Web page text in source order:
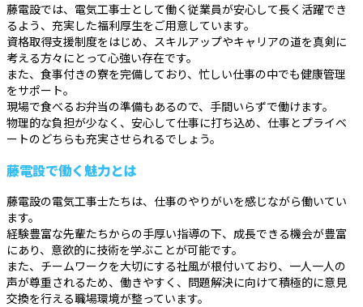
藤電設では、電気工事士として働く従業員が安心して長く活躍でき
るよう、充実した福利厚生をご用意しています。
資格取得支援制度をはじめ、スキルアップやキャリアの道を真剣に
考える方々にとって心強い存在です。
また、食事付きの寮を完備しており、忙しい仕事の中でも健康管理
をサポート。
現場で食べるお弁当の準備もあるので、手間いらずで働けます。
物理的な負担が少なく、安心して仕事に打ち込め、仕事とプライベ
ートのどちらも充実させられるでしょう。
藤電設で働く魅力とは
藤電設の電気工事士たちは、仕事のやりがいを感じながら働いてい
ます。
経験豊富な先輩たちからの手厚い指導の下、成長できる機会が豊富
にあり、意欲的に技術を学ぶことが可能です。
また、チームワークを大切にする社風が根付いており、一人一人の
声が尊重されるため、働きやすく、問題解決に向けて積極的に意見
交換を行える職場環境が整っています。